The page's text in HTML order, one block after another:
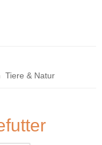
,Tiere & Natur